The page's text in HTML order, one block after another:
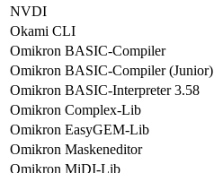
NVDI
Okami CLI
Omikron BASIC-Compiler
Omikron BASIC-Compiler (Junior)
Omikron BASIC-Interpreter 3.58
Omikron Complex-Lib
Omikron EasyGEM-Lib
Omikron Maskeneditor
Omikron MiDI-Lib